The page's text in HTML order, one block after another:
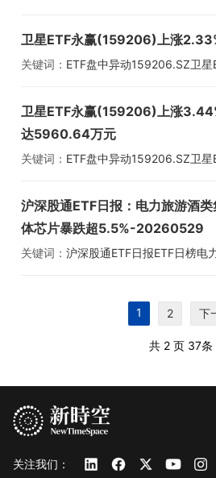
卫星ETF永赢(159206)上涨
关键词： ETF盘中异动159206.SZ卫星
卫星ETF永赢(159206)上涨
达5960.64万元
关键词： ETF盘中异动159206.SZ卫星
沪深股通ETF日报：电力旅游酒
体芯片暴跌超5.5%-20260529
关键词： 沪深股通ETF日报ETF日榜电
1 2 下
共 2 页 37条
关注我们：